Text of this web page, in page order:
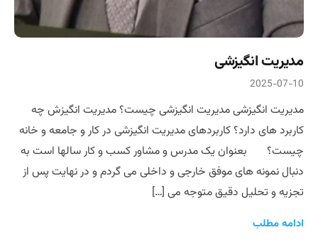
مدیریت انگیزشی
2025-07-10
مدیریت انگیزشی مدیریت انگیزشی چیست؟ مدیریت انگیزش چه
کاربرد های دارد؟ کاربردهای مدیریت انگیزشی در کار و جامعه و خانه
چیست؟ بعنوان یک مدرس و مشاور کسب و کار سالها است به
دنبال نمونه های موفق خارجی و داخلی می گردم و در نهایت پس از
تجزیه و تحلیل دقیق متوجه می […]
ادامه مطلب